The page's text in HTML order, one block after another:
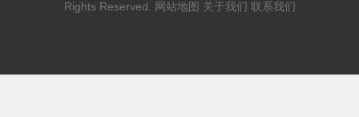
Rights Reserved.
网站地图 关于我们 联系我们